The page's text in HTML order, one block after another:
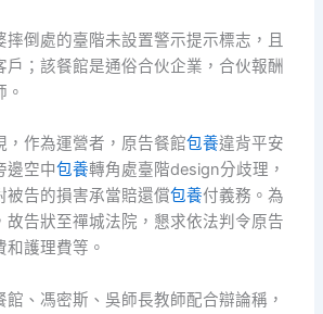
倒處的臺階未設置警示提示標志，且
戶；該餐館是通俗合伙企業，合伙報酬
作為運營者，原告餐館包養違背平安
邊空中包養轉角處臺階design分歧理，
被告的損害承當賠還償包養付義務。為
故告狀至禪城法院，懇求依法判令原告
護理費等。
、馮密斯、吳師長教師配合辯論稱，